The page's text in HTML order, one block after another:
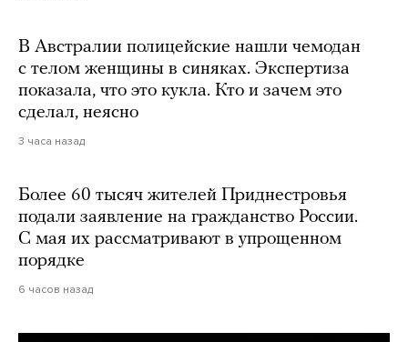
В Австралии полицейские нашли чемодан
с телом женщины в синяках. Экспертиза
показала, что это кукла. Кто и зачем это
сделал, неясно
3 часа назад
Более 60 тысяч жителей Приднестровья
подали заявление на гражданство России.
С мая их рассматривают в упрощенном
порядке
6 часов назад